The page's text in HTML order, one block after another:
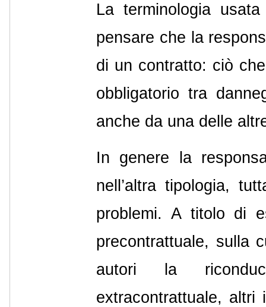
La terminologia
pensare che la
di un contratto: ciò
obbligatorio tra
anche da una delle
In genere la
nell’altra tipologia,
problemi. A titolo di
precontrattuale, sulla
autori la
extracontrattuale, altri